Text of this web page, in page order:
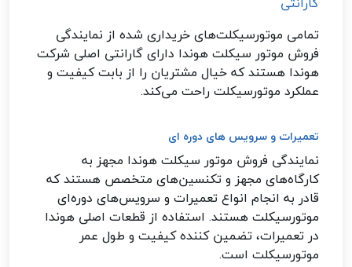
تمامی موتورسیکلت‌های خریداری شده از نمایندگی‌
فروش موتور سیکلت هوندا دارای گارانتی اصلی شرکت
هوندا هستند که خیال مشتریان را از بابت کیفیت و
عملکرد موتورسیکلت راحت می‌کند.
تعمیرات و سرویس‌ های دوره‌ ای
نمایندگی‌ فروش موتور سیکلت هوندا مجهز به
کارگاه‌های مجهز و تکنسین‌های متخصص هستند که
قادر به انجام انواع تعمیرات و سرویس‌های دوره‌ای
موتورسیکلت هستند. استفاده از قطعات اصلی هوندا
در تعمیرات، تضمین کننده کیفیت و طول عمر
موتورسیکلت است.